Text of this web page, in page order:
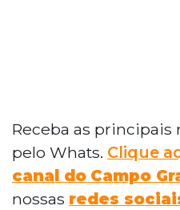
Receba as principais
pelo Whats. Clique
canal do Campo
nossas redes